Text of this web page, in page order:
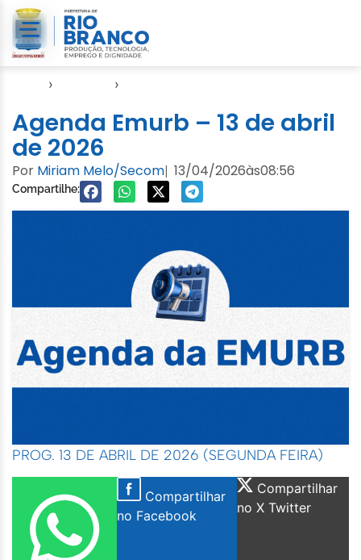
› ›
Agenda Emurb – 13 de abril
de 2026
Por Miriam Melo/Secom| 13/04/2026às08:56
Compartilhe:
PROG. 13 DE ABRIL DE 2026 (SEGUNDA FEIRA)
Compartilhar
no Facebook
Compartilhar
no X Twitter